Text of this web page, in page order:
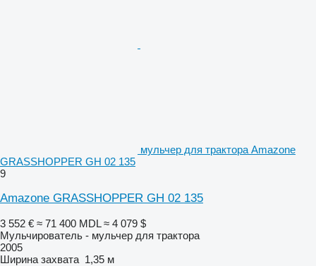
мульчер для трактора Amazone
GRASSHOPPER GH 02 135
9
Amazone GRASSHOPPER GH 02 135
3 552 € ≈ 71 400 MDL ≈ 4 079 $
Мульчирователь - мульчер для трактора
2005
Ширина захвата 1,35 м